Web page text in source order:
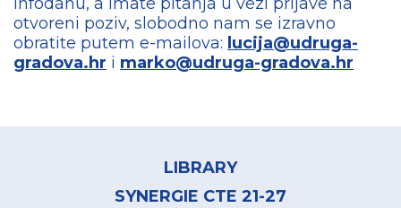
infodanu, a imate pitanja u vezi prijave na
otvoreni poziv, slobodno nam se izravno
obratite putem e-mailova: lucija@udruga-
gradova.hr i marko@udruga-gradova.hr
LIBRARY
SYNERGIE CTE 21-27